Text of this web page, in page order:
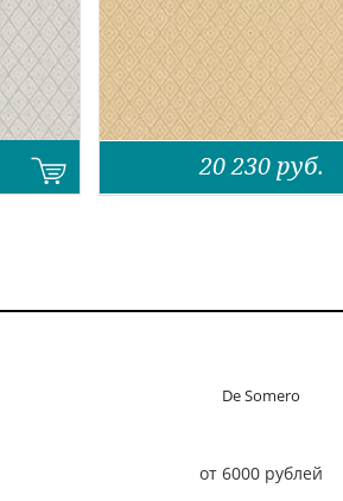
20 230руб.
De Somero
от 6000 рублей